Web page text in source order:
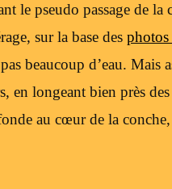
le pseudo passage de la
sur la base des photos
beaucoup d’eau. Mais
en longeant bien près
au cœur de la